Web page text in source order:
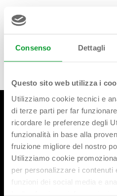
Consenso Dettagli
Questo sito web utilizza i
Utilizziamo cookie tecnici e
di terze parti per far
ricordare le preferenze degli
funzionalità in base alla
fruizione migliore del nostro
Utilizziamo cookie
per personalizzare i contenuti
funzioni dei social media e
Sede principale